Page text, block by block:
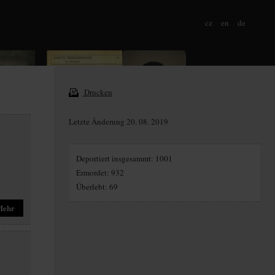
cz en de
Drucken
Letzte Änderung 20. 08. 2019
Deportiert insgesammt: 1001
Ermordet: 932
Überlebt: 69